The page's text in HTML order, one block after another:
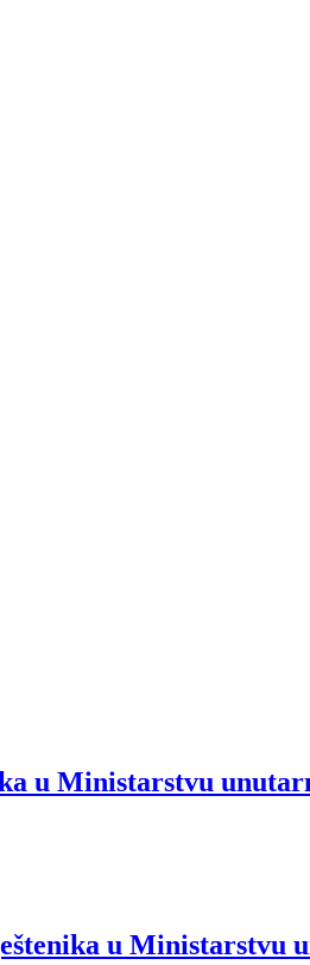
u Ministarstvu
u Ministarstvu